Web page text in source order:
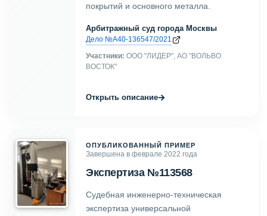
покрытий и основного металла.
Арбитражный суд города Москвы
Дело №А40-136547/2021
Участники: ООО "ЛИДЕР", АО "ВОЛЬВО
ВОСТОК"
Открыть описание→
ОПУБЛИКОВАННЫЙ ПРИМЕР
Завершена в феврале 2022 года
Экспертиза №113568
Судебная инженерно-техническая
экспертиза универсальной